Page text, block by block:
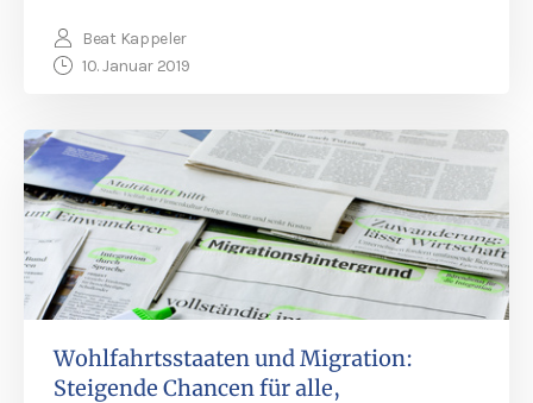
Beat Kappeler
10. Januar 2019
Wohlfahrtsstaaten und Migration:
Steigende Chancen für alle,